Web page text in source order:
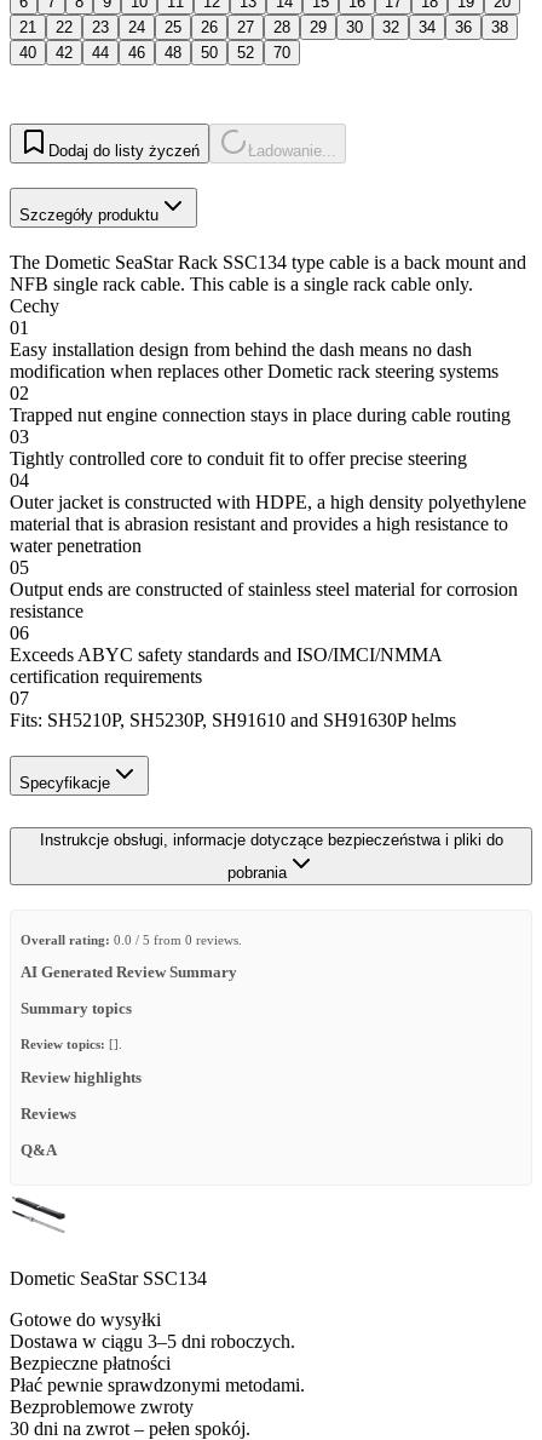
21
22 23 24 25 26 27 28 29 30 32 34 36
38
40
42 44 46 48 50 52 70
Dodaj do listy życzeń Ładowanie...
Szczegóły produktu
The Dometic SeaStar Rack SSC134 type cable is a back mount and
NFB single rack cable. This cable is a single rack cable only.
Cechy
01
Easy installation design from behind the dash means no dash
modification when replaces other Dometic rack steering systems
02
Trapped nut engine connection stays in place during cable routing
03
Tightly controlled core to conduit fit to offer precise steering
04
Outer jacket is constructed with HDPE, a high density polyethylene
material that is abrasion resistant and provides a high resistance to
water penetration
05
Output ends are constructed of stainless steel material for corrosion
resistance
06
Exceeds ABYC safety standards and ISO/IMCI/NMMA
certification requirements
07
Fits: SH5210P, SH5230P, SH91610 and SH91630P helms
Specyfikacje
Instrukcje obsługi, informacje dotyczące bezpieczeństwa i pliki do
pobrania
Overall rating: 0.0 / 5 from 0 reviews.
AI Generated Review Summary
Summary topics
Review topics: [].
Review highlights
Reviews
Q&A
Dometic SeaStar SSC134
Gotowe do wysyłki
Dostawa w ciągu 3–5 dni roboczych.
Bezpieczne płatności
Płać pewnie sprawdzonymi metodami.
Bezproblemowe zwroty
30 dni na zwrot – pełen spokój.